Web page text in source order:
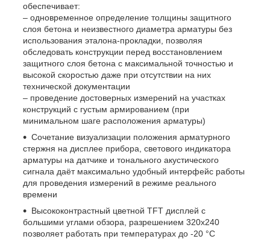
обеспечивает:
– одновременное определение толщины защитного
слоя бетона и неизвестного диаметра арматуры без
использования эталона-прокладки, позволяя
обследовать конструкции перед восстановлением
защитного слоя бетона с максимальной точностью и
высокой скоростью даже при отсутствии на них
технической документации
– проведение достоверных измерений на участках
конструкций с густым армированием (при
минимальном шаге расположения арматуры)
Сочетание визуализации положения арматурного
стержня на дисплее прибора, светового индикатора
арматуры на датчике и тонального акустического
сигнала даёт максимально удобный интерфейс работы
для проведения измерений в режиме реального
времени
Высококонтрастный цветной TFT дисплей с
большими углами обзора, разрешением 320х240
позволяет работать при температурах до -20 °C